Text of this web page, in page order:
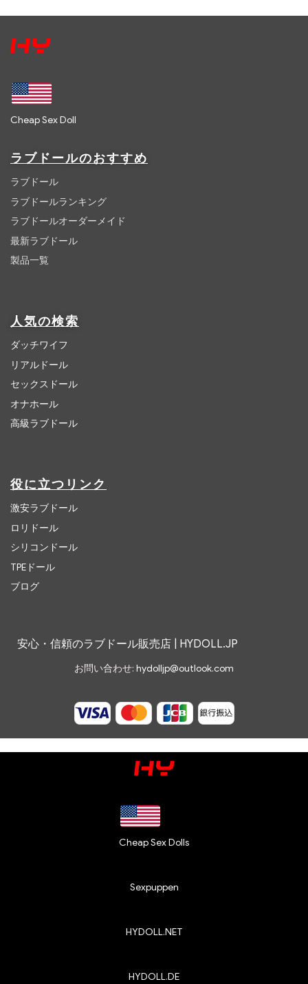
Cheap Sex Doll
ラブドールのおすすめ
ラブドール
ラブドールランキング
ラブドールオーダーメイド
最新ラブドール
製品一覧
人気の検索
ダッチワイフ
リアルドール
セックスドール
オナホール
高級ラブドール
役に立つリンク
激安ラブドール
ロリドール
シリコンドール
TPEドール
ブログ
安心・信頼のラブドール販売店 | HYDOLL.JP
お問い合わせ: hydolljp@outlook.com
Cheap Sex Dolls
Sexpuppen
HYDOLL.NET
HYDOLL.DE